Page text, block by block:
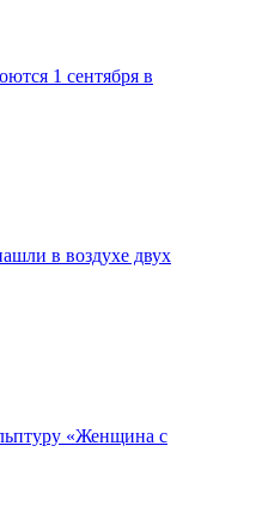
1 сентября в
в воздухе двух
«Женщина с